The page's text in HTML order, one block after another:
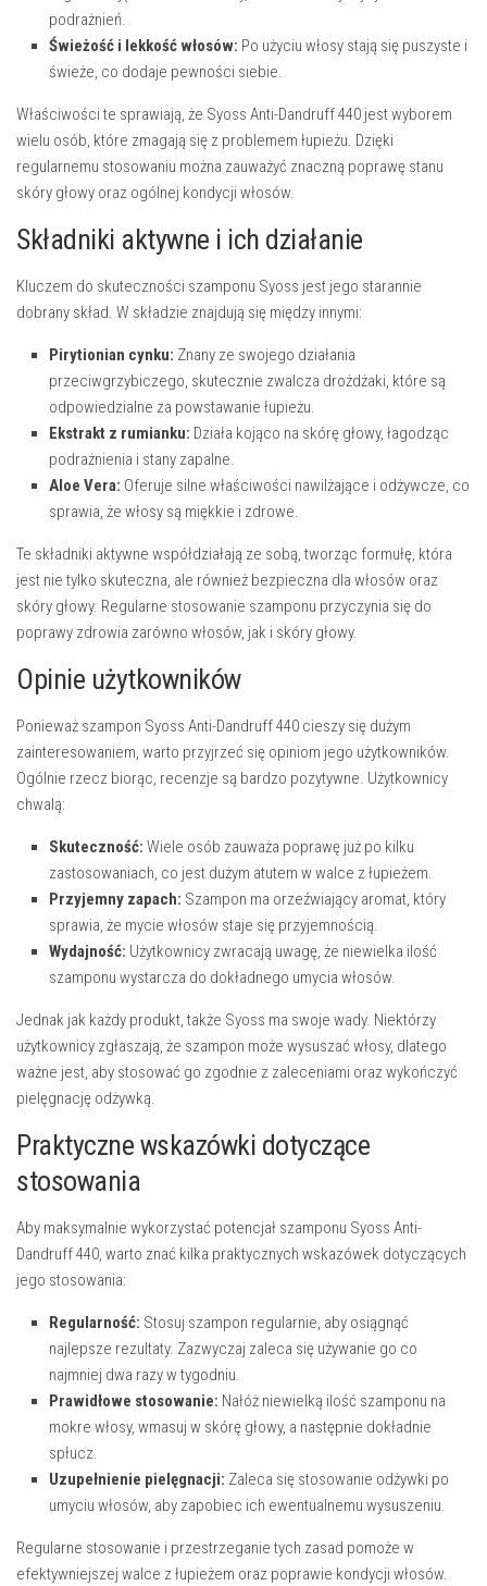
podrażnień.
Świeżość i lekkość włosów: Po użyciu włosy stają się puszyste i
świeże, co dodaje pewności siebie.
Właściwości te sprawiają, że Syoss Anti-Dandruff 440 jest wyborem
wielu osób, które zmagają się z problemem łupieżu. Dzięki
regularnemu stosowaniu można zauważyć znaczną poprawę stanu
skóry głowy oraz ogólnej kondycji włosów.
Składniki aktywne i ich działanie
Kluczem do skuteczności szamponu Syoss jest jego starannie
dobrany skład. W składzie znajdują się między innymi:
Pirytionian cynku: Znany ze swojego działania
przeciwgrzybiczego, skutecznie zwalcza drożdżaki, które są
odpowiedzialne za powstawanie łupieżu.
Ekstrakt z rumianku: Działa kojąco na skórę głowy, łagodząc
podrażnienia i stany zapalne.
Aloe Vera: Oferuje silne właściwości nawilżające i odżywcze, co
sprawia, że włosy są miękkie i zdrowe.
Te składniki aktywne współdziałają ze sobą, tworząc formułę, która
jest nie tylko skuteczna, ale również bezpieczna dla włosów oraz
skóry głowy. Regularne stosowanie szamponu przyczynia się do
poprawy zdrowia zarówno włosów, jak i skóry głowy.
Opinie użytkowników
Ponieważ szampon Syoss Anti-Dandruff 440 cieszy się dużym
zainteresowaniem, warto przyjrzeć się opiniom jego użytkowników.
Ogólnie rzecz biorąc, recenzje są bardzo pozytywne. Użytkownicy
chwalą:
Skuteczność: Wiele osób zauważa poprawę już po kilku
zastosowaniach, co jest dużym atutem w walce z łupieżem.
Przyjemny zapach: Szampon ma orzeźwiający aromat, który
sprawia, że mycie włosów staje się przyjemnością.
Wydajność: Użytkownicy zwracają uwagę, że niewielka ilość
szamponu wystarcza do dokładnego umycia włosów.
Jednak jak każdy produkt, także Syoss ma swoje wady. Niektórzy
użytkownicy zgłaszają, że szampon może wysuszać włosy, dlatego
ważne jest, aby stosować go zgodnie z zaleceniami oraz wykończyć
pielęgnację odżywką.
Praktyczne wskazówki dotyczące
stosowania
Aby maksymalnie wykorzystać potencjał szamponu Syoss Anti-
Dandruff 440, warto znać kilka praktycznych wskazówek dotyczących
jego stosowania:
Regularność: Stosuj szampon regularnie, aby osiągnąć
najlepsze rezultaty. Zazwyczaj zaleca się używanie go co
najmniej dwa razy w tygodniu.
Prawidłowe stosowanie: Nałóż niewielką ilość szamponu na
mokre włosy, wmasuj w skórę głowy, a następnie dokładnie
spłucz.
Uzupełnienie pielęgnacji: Zaleca się stosowanie odżywki po
umyciu włosów, aby zapobiec ich ewentualnemu wysuszeniu.
Regularne stosowanie i przestrzeganie tych zasad pomoże w
efektywniejszej walce z łupieżem oraz poprawie kondycji włosów.